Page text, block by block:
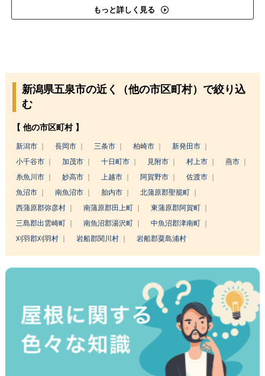
もっと詳しく見る
新潟県五泉市の近く（他の市区町村）で絞り込
む
【 他の市区町村 】
新潟市 長岡市 三条市 柏崎市
新発田市
小千谷市
加茂市 十日町市 見附市 村上市
燕市
糸魚川市
妙高市 上越市 阿賀野市
佐渡市
魚沼市
南魚沼市 胎内市
北蒲原郡聖籠町
西蒲原郡弥彦村
南蒲原郡田上町
東蒲原郡阿賀町
三島郡出雲崎町
南魚沼郡湯沢町
中魚沼郡津南町
刈羽郡刈羽村
岩船郡関川村 岩船郡粟島浦村